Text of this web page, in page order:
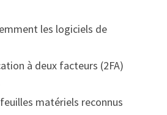
les logiciels de
à deux facteurs (2FA)
matériels reconnus